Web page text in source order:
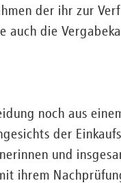
der ihr zur
auch die
noch aus
der
und
ihrem